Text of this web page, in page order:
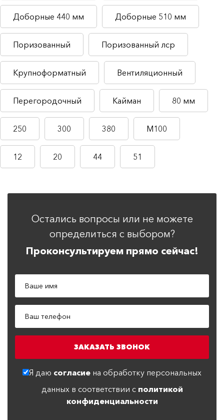
Доборные 440 мм Доборные 510 мм
Поризованный Поризованный лср
Крупноформатный Вентиляционный
Перегородочный Кайман 80 мм
250 300 380 М100
12 20 44 51
Остались вопросы или не можете
определиться с выбором?
Проконсультируем прямо сейчас!
Я даю согласие на обработку персональных
данных в соответствии с политикой
конфиденциальности